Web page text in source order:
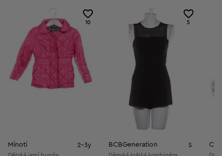
10
Minoti 2-3y
Dětská jarní bunda
5
BCBGeneration S
Dámská krátká kombinéza